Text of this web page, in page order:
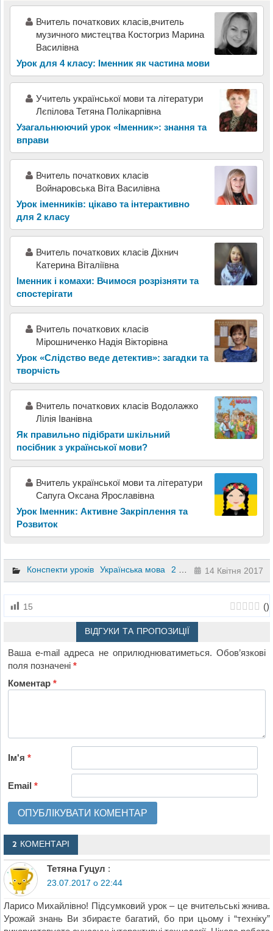
Вчитель початкових класів,вчитель
музичного мистецтва Костогриз Марина
Василівна
Урок для 4 класу: Іменник як частина мови
Учитель української мови та літератури
Лєпілова Тетяна Полікарпівна
Узагальнюючий урок «Іменник»: знання та
вправи
Вчитель початкових класів
Войнаровська Віта Василівна
Урок іменників: цікаво та інтерактивно
для 2 класу
Вчитель початкових класів Діхнич
Катерина Віталіївна
Іменник і комахи: Вчимося розрізняти та
спостерігати
Вчитель початкових класів
Мірошниченко Надія Вікторівна
Урок «Слідство веде детектив»: загадки та
творчість
Вчитель початкових класів Водолажко
Лілія Іванівна
Як правильно підібрати шкільний
посібник з української мови?
Вчитель української мови та літератури
Сапуга Оксана Ярославівна
Урок Іменник: Активне Закріплення та
Розвиток
Конспекти уроків Українська мова 2 клас 14 Квітня 2017
15 ()
ВІДГУКИ ТА ПРОПОЗИЦІЇ
Ваша e-mail адреса не оприлюднюватиметься. Обов’язкові
поля позначені*
Коментар*
Ім'я*
Email*
2 КОМЕНТАРІ
Тетяна Гуцул :
23.07.2017 о 22:44
Ларисо Михайлівно! Підсумковий урок – це вчительські жнива.
Урожай знань Ви збираєте багатий, бо при цьому і “техніку”